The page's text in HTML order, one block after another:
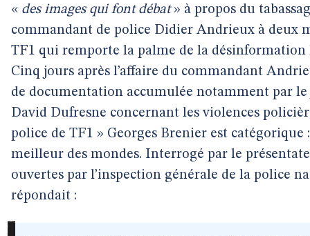
« des images qui font débat» à propos du
commandant de police Didier Andrieux à deux
TF1 qui remporte la palme de la désinformation
Cinq jours après l’affaire du commandant
de documentation accumulée notamment par
David Dufresne concernant les violences
police de TF1 » Georges Brenier est catégorique
meilleur des mondes. Interrogé par le
ouvertes par l’inspection générale de la police
répondait :